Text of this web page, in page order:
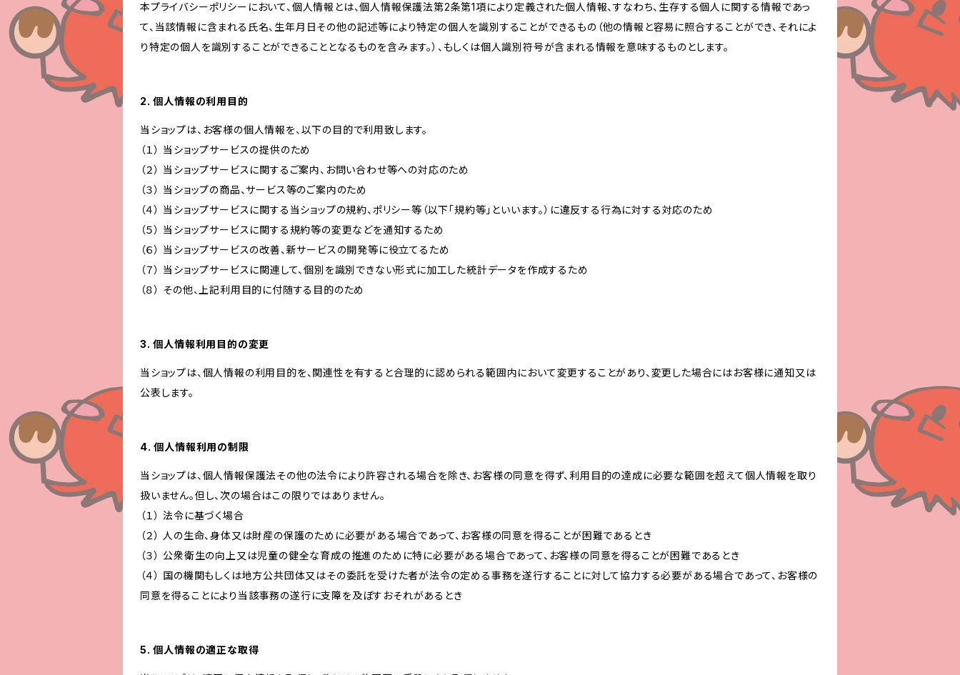
本プライバシーポリシーにおいて、個人情報とは、個人情報保護法第2条第1項により定義された個人情報、すなわち、生存する個人に関する情報であっ
て、当該情報に含まれる氏名、生年月日その他の記述等により特定の個人を識別することができるもの（他の情報と容易に照合することができ、それによ
り特定の個人を識別することができることとなるものを含みます。）、もしくは個人識別符号が含まれる情報を意味するものとします。
2. 個人情報の利用目的
当ショップは、お客様の個人情報を、以下の目的で利用致します。
（１） 当ショップサービスの提供のため
（２） 当ショップサービスに関するご案内、お問い合わせ等への対応のため
（３） 当ショップの商品、サービス等のご案内のため
（４） 当ショップサービスに関する当ショップの規約、ポリシー等（以下「規約等」といいます。）に違反する行為に対する対応のため
（５） 当ショップサービスに関する規約等の変更などを通知するため
（６） 当ショップサービスの改善、新サービスの開発等に役立てるため
（７） 当ショップサービスに関連して、個別を識別できない形式に加工した統計データを作成するため
（８） その他、上記利用目的に付随する目的のため
3. 個人情報利用目的の変更
当ショップは、個人情報の利用目的を、関連性を有すると合理的に認められる範囲内において変更することがあり、変更した場合にはお客様に通知又は
公表します。
4. 個人情報利用の制限
当ショップは、個人情報保護法その他の法令により許容される場合を除き、お客様の同意を得ず、利用目的の達成に必要な範囲を超えて個人情報を取り
扱いません。但し、次の場合はこの限りではありません。
（１） 法令に基づく場合
（２） 人の生命、身体又は財産の保護のために必要がある場合であって、お客様の同意を得ることが困難であるとき
（３） 公衆衛生の向上又は児童の健全な育成の推進のために特に必要がある場合であって、お客様の同意を得ることが困難であるとき
（４） 国の機関もしくは地方公共団体又はその委託を受けた者が法令の定める事務を遂行することに対して協力する必要がある場合であって、お客様の
同意を得ることにより当該事務の遂行に支障を及ぼすおそれがあるとき
5. 個人情報の適正な取得